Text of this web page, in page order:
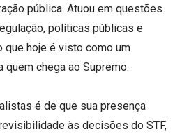
pública. Atuou em questões
políticas públicas e
que hoje é visto como um
chega ao Supremo.
é de que sua presença
às decisões do STF,